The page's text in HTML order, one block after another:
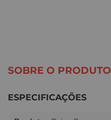
SOBRE O PRODUTO
ESPECIFICAÇÕES